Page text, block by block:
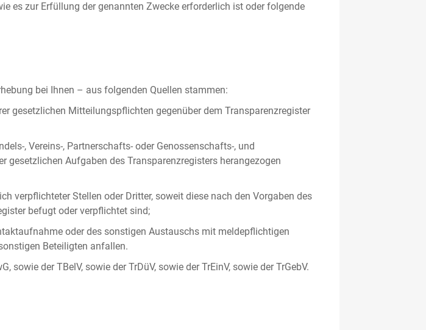
es zur Erfüllung der genannten Zwecke erforderlich ist oder folgende
bei Ihnen – aus folgenden Quellen stammen:
gesetzlichen Mitteilungspflichten gegenüber dem Transparenzregister
, Vereins-, Partnerschafts- oder Genossenschafts-, und
Aufgaben des Transparenzregisters herangezogen
verpflichteter Stellen oder Dritter, soweit diese nach den Vorgaben des
befugt oder verpflichtet sind;
oder des sonstigen Austauschs mit meldepflichtigen
Beteiligten anfallen.
sowie der TBelV, sowie der TrDüV, sowie der TrEinV, sowie der TrGebV.